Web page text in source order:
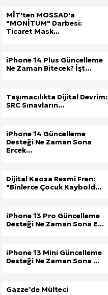
MİT'ten MOSSAD'a
"MONİTUM" Darbesi:
Ticaret Mask...
iPhone 14 Plus Güncelleme
Ne Zaman Bitecek? İşt...
Taşımacılıkta Dijital Devrim:
SRC Sınavların...
iPhone 14 Güncelleme
Desteği Ne Zaman Sona
Ercek...
Dijital Kaosa Resmi Fren:
"Binlerce Çocuk Kaybold...
iPhone 13 Pro Güncelleme
Desteği Ne Zaman Sona E...
iPhone 13 Mini Güncelleme
Desteği Ne Zaman Sona ...
Gazze’de Mülteci